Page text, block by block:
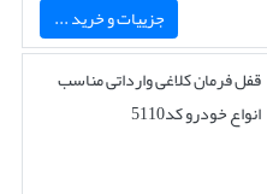
جزییات و خرید ...
قفل فرمان کلاغی وارداتی مناسب
انواع خودرو کد5110